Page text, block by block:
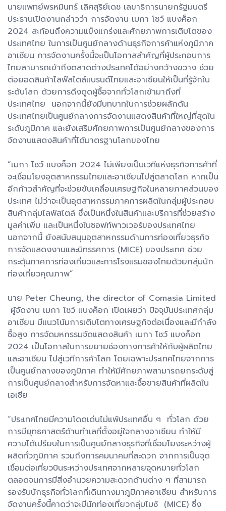
นายแพทย์พรหมินทร์ เลิศสุริย์เดช เลขาธิการนายกรัฐมนตรี
ประธานเปิดงานกล่าวว่า การจัดงาน เมกา โชว์ แบงค็อก
2024 สะท้อนถึงความแข็งแกร่งและศักยภาพการเติบโตของ
ประเทศไทย ในการเป็นศูนย์กลางด้านธุรกิจการค้าแห่งภูมิภาค
อาเซียน การจัดงานครั้งนี้จะเป็นโอกาสสำคัญที่ผู้ประกอบการ
ไทยสามารถเข้าถึงตลาดต่างประเทศได้อย่างกว้างขวาง ช่วย
ต่อยอดสินค้าไลฟ์สไตล์แบรนด์ไทยและอาเซียนให้เป็นที่รู้จักใน
ระดับโลก ด้วยการดึงดูดผู้ซื้อจากทั่วโลกเข้ามาถึงที่
ประเทศไทย นอกจากนี้ยังมีบทบาทในการช่วยผลักดัน
ประเทศไทยเป็นศูนย์กลางการจัดงานแสดงสินค้าที่ใหญ่ที่สุดใน
ระดับภูมิภาค และยังเสริมศักยภาพการเป็นศูนย์กลางของการ
จัดงานแสดงสินค้าที่ได้มาตรฐานโลกของไทย
“เมกา โชว์ แบงค็อก 2024 ไม่เพียงเป็นเวทีแห่งธุรกิจการค้าที่
จะเชื่อมโยงอุตสาหกรรมไทยและอาเซียนไปสู่ตลาดโลก หากเป็น
อีกก้าวสำคัญที่จะช่วยขับเคลื่อนเศรษฐกิจในหลายภาคส่วนของ
ประเทศ ไม่ว่าจะเป็นอุตสาหกรรมภาคการผลิตในกลุ่มผู้ประกอบ
สินค้ากลุ่มไลฟ์สไตล์ ซึ่งเป็นหนึ่งในสินค้าและบริการที่ช่วยสร้าง
มูลค่าเพิ่ม และเป็นหนึ่งในซอฟท์พาวเวอร์ของประเทศไทย
นอกจากนี้ ยังสนับสนุนอุตสาหกรรมด้านการท่องเที่ยวธุรกิจ
การจัดแสดงงานและนิทรรศการ (MICE) ของประเทศ ช่วย
กระตุ้นภาคการท่องเที่ยวและการโรงแรมของไทยด้วยกลุ่มนัก
ท่องเที่ยวคุณภาพ”
นาย Peter Cheung, the director of Comasia Limited
ผู้จัดงาน เมกา โชว์ แบงค็อก เปิดเผยว่า ปัจจุบันประเทศกลุ่ม
อาเซียน มีแนวโน้มการเติบโตทางเศรษฐกิจต่อเนื่องและมีกำลัง
ซื้อสูง การจัดมหกรรมจัดแสดงสินค้า เมกา โชว์ แบงค็อก
2024 เป็นโอกาสในการขยายช่องทางการค้าให้กับผู้ผลิตไทย
และอาเซียน ไปสู่เวทีการค้าโลก โดยเฉพาะประเทศไทยจากการ
เป็นศูนย์กลางของภูมิภาค ทำให้มีศักยภาพสามารถยกระดับสู่
การเป็นศูนย์กลางสำหรับการจัดหาและซื้อขายสินค้าที่ผลิตใน
เอเชีย
“ประเทศไทยมีความโดดเด่นไม่แพ้ประเทศอื่น ๆ ทั่วโลก ด้วย
การมียุทธศาสตร์ด้านทำเลที่ตั้งอยู่ใจกลางอาเซียน ทำให้มี
ความได้เปรียบในการเป็นศูนย์กลางธุรกิจที่เชื่อมโยงระหว่างผู้
ผลิตทั่วภูมิภาค รวมถึงการคมนาคมที่สะดวก จากการเป็นจุด
เชื่อมต่อเที่ยวบินระหว่างประเทศจากหลายจุดหมายทั่วโลก
ตลอดจนการมีสิ่งอำนวยความสะดวกด้านต่าง ๆ ที่สามารถ
รองรับนักธุรกิจทั่วโลกที่เดินทางมาภูมิภาคอาเซียน สำหรับการ
จัดงานครั้งนี้คาดว่าจะมีนักท่องเที่ยวกลุ่มไมซ์ (MICE) ซึ่ง